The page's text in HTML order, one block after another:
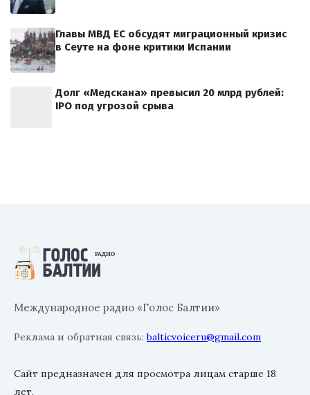
Главы МВД ЕС обсудят миграционный кризис
в Сеуте на фоне критики Испании
Долг «Медскана» превысил 20 млрд рублей:
IPO под угрозой срыва
Международное радио «Голос Балтии»
Реклама и обратная связь:balticvoiceru@gmail.com
Сайт предназначен для просмотра лицам старше 18
лет.